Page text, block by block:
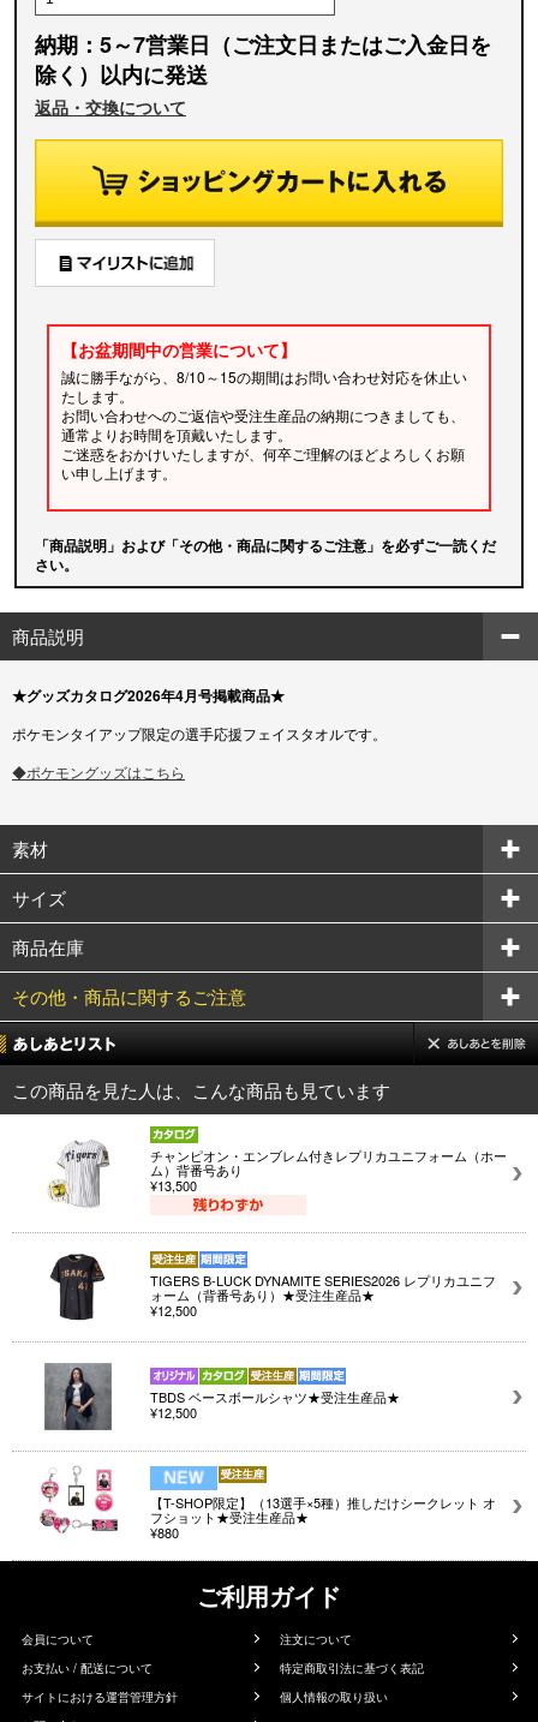
納期：5～7営業日（ご注文日またはご入金日を
除く）以内に発送
返品・交換について
【お盆期間中の営業について】
誠に勝手ながら、8/10～15の期間はお問い合わせ対応を休止い
たします。
お問い合わせへのご返信や受注生産品の納期につきましても、
通常よりお時間を頂戴いたします。
ご迷惑をおかけいたしますが、何卒ご理解のほどよろしくお願
い申し上げます。
「商品説明」および「その他・商品に関するご注意」を必ずご一読くだ
さい。
商品説明
★グッズカタログ2026年4月号掲載商品★
ポケモンタイアップ限定の選手応援フェイスタオルです。
◆ポケモングッズはこちら
素材
サイズ
商品在庫
その他・商品に関するご注意
この商品を見た人は、こんな商品も見ています
チャンピオン・エンブレム付きレプリカユニフォーム（ホー
ム）背番号あり
¥13,500
TIGERS B-LUCK DYNAMITE SERIES2026 レプリカユニフ
ォーム（背番号あり）★受注生産品★
¥12,500
TBDS ベースボールシャツ★受注生産品★
¥12,500
【T-SHOP限定】（13選手×5種）推しだけシークレット オ
フショット★受注生産品★
¥880
ご利用ガイド
会員について
注文について
お支払い / 配送について
特定商取引法に基づく表記
サイトにおける運営管理方針
個人情報の取り扱い